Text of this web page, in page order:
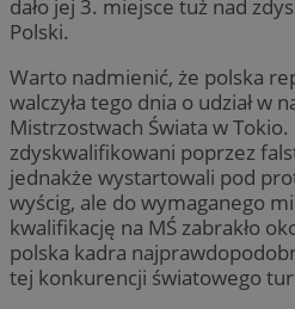
dało jej 3. miejsce tuż nad
Polski.
Warto nadmienić, że polska
walczyła tego dnia o udział w
Mistrzostwach Świata w Tokio.
zdyskwalifikowani poprzez
jednakże wystartowali pod
wyścig, ale do wymaganego
kwalifikację na MŚ zabrakło
polska kadra
tej konkurencji światowego